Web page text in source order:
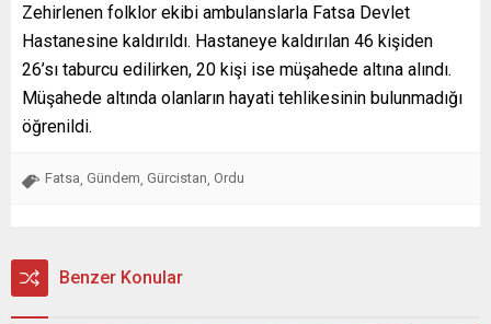
Zehirlenen folklor ekibi ambulanslarla Fatsa Devlet
Hastanesine kaldırıldı. Hastaneye kaldırılan 46 kişiden
26’sı taburcu edilirken, 20 kişi ise müşahede altına alındı.
Müşahede altında olanların hayati tehlikesinin bulunmadığı
öğrenildi.
Fatsa Gündem Gürcistan Ordu
Benzer Konular